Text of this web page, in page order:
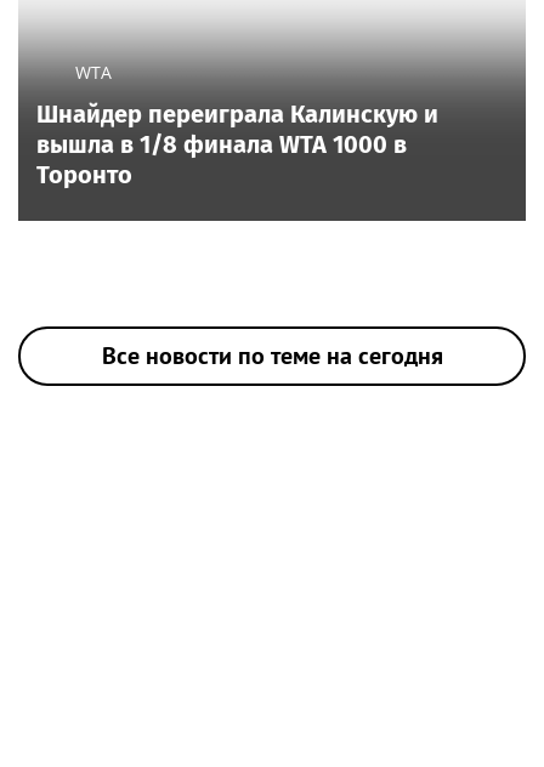
WTA
Шнайдер переиграла Калинскую и
вышла в 1/8 финала WTA 1000 в
Торонто
Все новости по теме на сегодня